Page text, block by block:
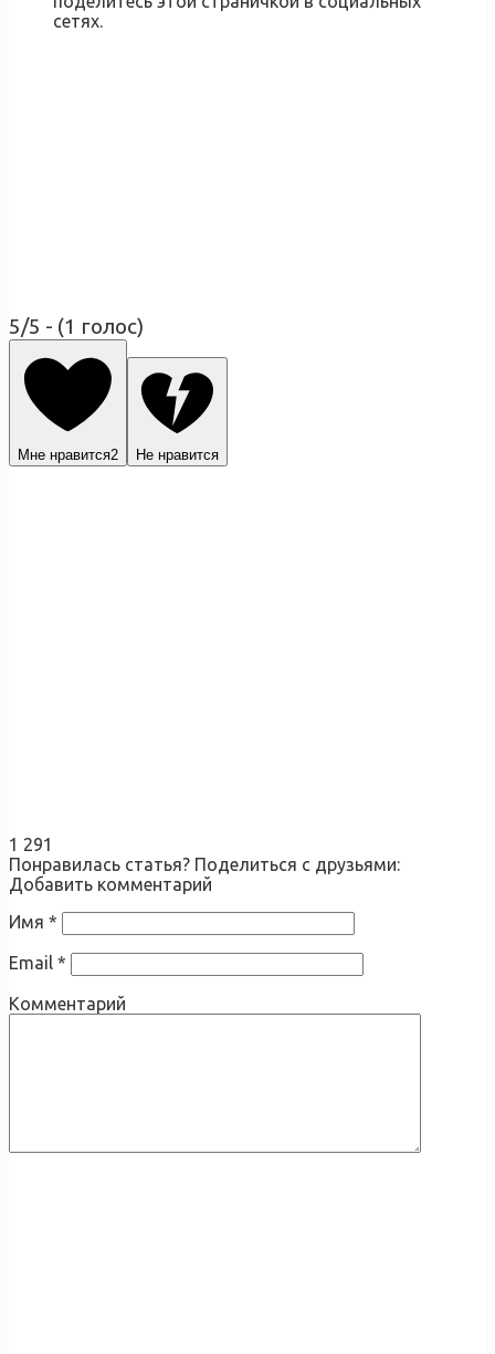
сетях.
5/5 - (1 голос)
Мне нравится2 Не нравится
1 291
Понравилась статья? Поделиться с друзьями:
Добавить комментарий
Имя *
Email *
Комментарий